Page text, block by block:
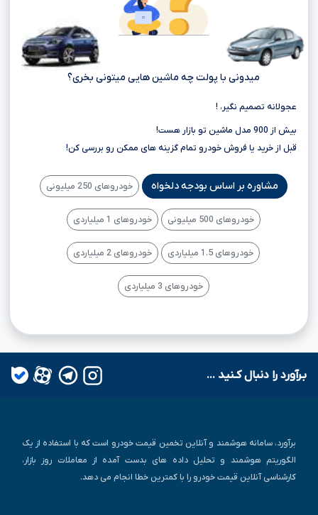
میدونی با پولت چه ماشین هایی میتونی بخری؟
عجولانه تصمیم نگیر، !
بیش از 900 مدل ماشین تو بازار هست!
قبل از خرید یا فروش خودرو تمام گزینه های ممکن رو بررسی کن!
مشاوره بر اساس بودجه دلخواه خودروهای 250 میلیونی
خودروهای 500 میلیونی خودروهای 1 میلیاردی
خودروهای 1.5 میلیاردی خودروهای 2 میلیاردی
خودروهای 3 میلیاردی
بـرآورد را دنبال کـنید ...
برآورد، سامانه هوشمند و آنلاین تخمین قیمت خودرو است که با استفاده از یک
الگوریتم هوشمند و تحلیل داده های بدست آمده از معاملات روز بازار،
کارشناسی آنلاین قیمت خودرو را با کمترین خطا انجام می دهد.